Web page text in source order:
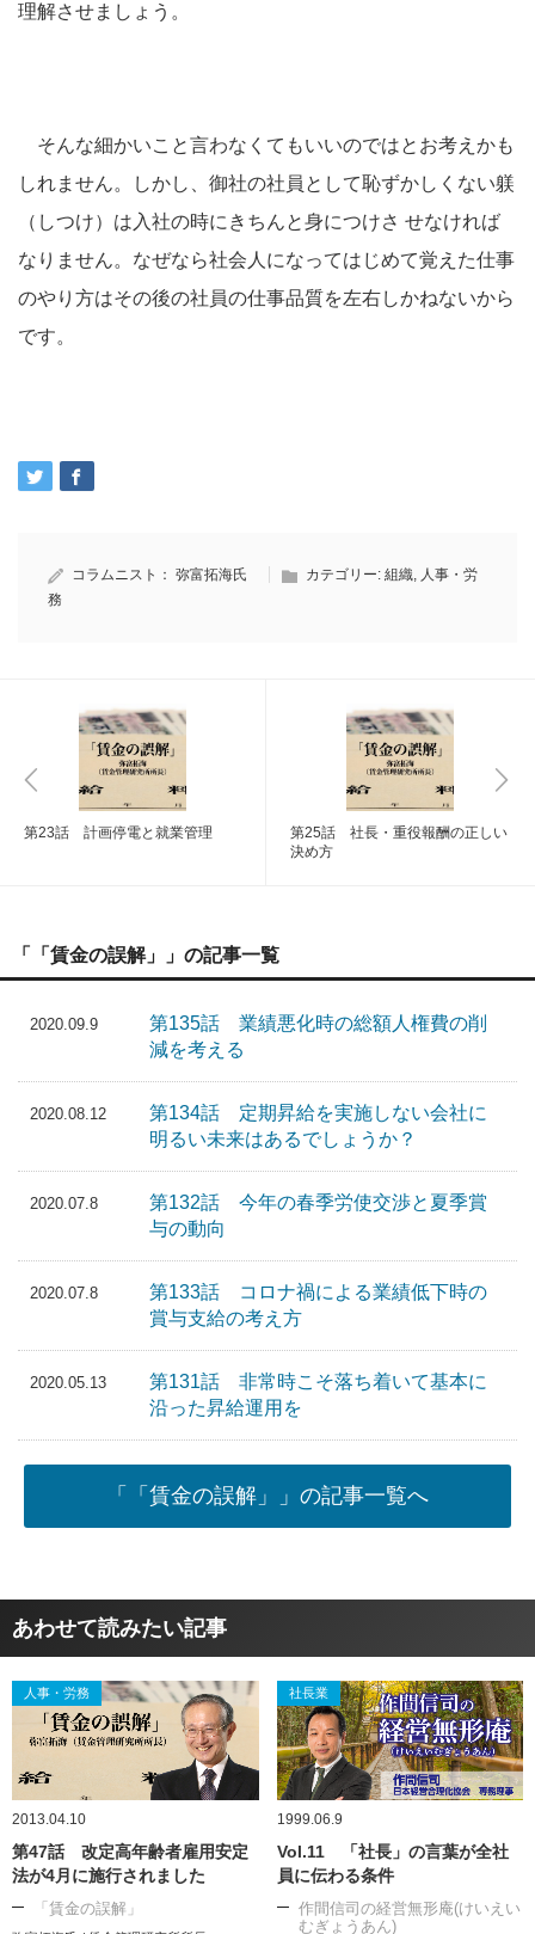
理解させましょう。
そんな細かいこと言わなくてもいいのではとお考えかも
しれません。しかし、御社の社員として恥ずかしくない躾
（しつけ）は入社の時にきちんと身につけさ せなければ
なりません。なぜなら社会人になってはじめて覚えた仕事
のやり方はその後の社員の仕事品質を左右しかねないから
です。
コラムニスト： 弥富拓海氏 カテゴリー: 組織, 人事・労
務
第23話 計画停電と就業管理
第25話 社長・重役報酬の正しい
決め方
「「賃金の誤解」」の記事一覧
2020.09.9
第135話 業績悪化時の総額人権費の削
減を考える
2020.08.12
第134話 定期昇給を実施しない会社に
明るい未来はあるでしょうか？
2020.07.8
第132話 今年の春季労使交渉と夏季賞
与の動向
2020.07.8
第133話 コロナ禍による業績低下時の
賞与支給の考え方
2020.05.13
第131話 非常時こそ落ち着いて基本に
沿った昇給運用を
「「賃金の誤解」」の記事一覧へ
あわせて読みたい記事
人事・労務
2013.04.10
第47話 改定高年齢者雇用安定
法が4月に施行されました
「賃金の誤解」
社長業
1999.06.9
Vol.11 「社長」の言葉が全社
員に伝わる条件
作間信司の経営無形庵(けいえい
むぎょうあん)